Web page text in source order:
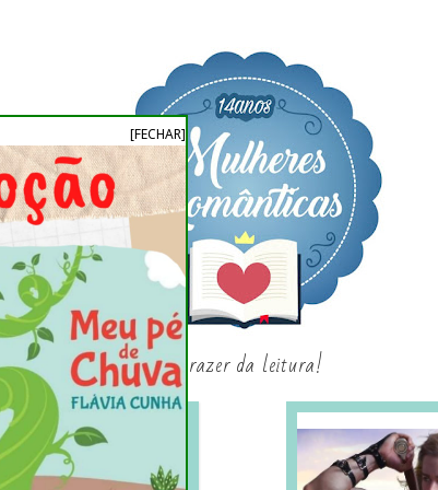
[FECHAR]
o prazer da leitura!